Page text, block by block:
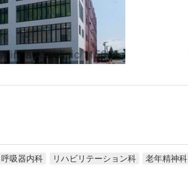
呼吸器内科 リハビリテーション科 老年精神科